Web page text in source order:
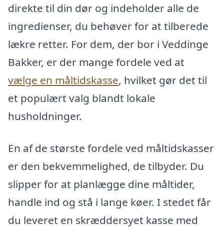
direkte til din dør og indeholder alle de
ingredienser, du behøver for at tilberede
lækre retter. For dem, der bor i Veddinge
Bakker, er der mange fordele ved at
vælge en måltidskasse, hvilket gør det til
et populært valg blandt lokale
husholdninger.
En af de største fordele ved måltidskasser
er den bekvemmelighed, de tilbyder. Du
slipper for at planlægge dine måltider,
handle ind og stå i lange køer. I stedet får
du leveret en skræddersyet kasse med